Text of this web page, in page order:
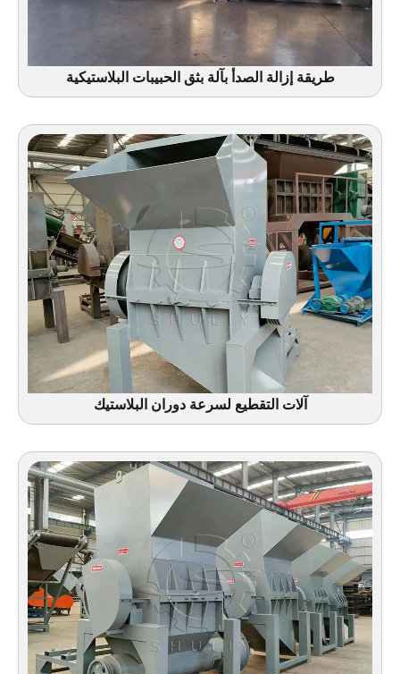
طريقة إزالة الصدأ بآلة بثق الحبيبات البلاستيكية
آلات التقطيع لسرعة دوران البلاستيك